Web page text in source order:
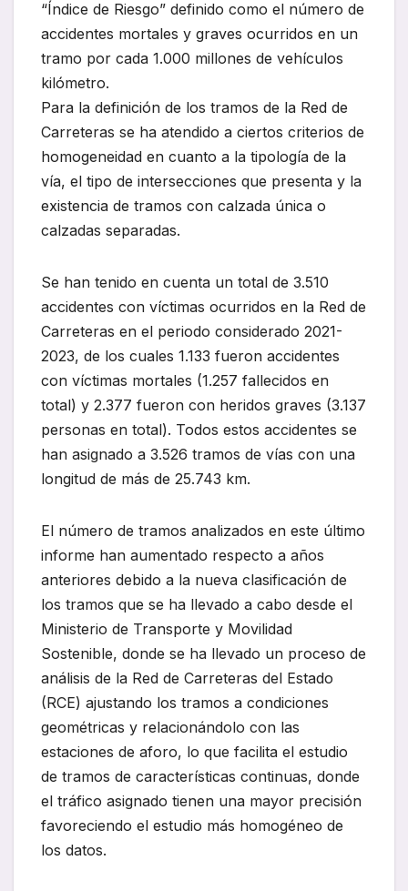
“Índice de Riesgo” definido como el número de
accidentes mortales y graves ocurridos en un
tramo por cada 1.000 millones de vehículos
kilómetro.
Para la definición de los tramos de la Red de
Carreteras se ha atendido a ciertos criterios de
homogeneidad en cuanto a la tipología de la
vía, el tipo de intersecciones que presenta y la
existencia de tramos con calzada única o
calzadas separadas.
Se han tenido en cuenta un total de 3.510
accidentes con víctimas ocurridos en la Red de
Carreteras en el periodo considerado 2021-
2023, de los cuales 1.133 fueron accidentes
con víctimas mortales (1.257 fallecidos en
total) y 2.377 fueron con heridos graves (3.137
personas en total). Todos estos accidentes se
han asignado a 3.526 tramos de vías con una
longitud de más de 25.743 km.
El número de tramos analizados en este último
informe han aumentado respecto a años
anteriores debido a la nueva clasificación de
los tramos que se ha llevado a cabo desde el
Ministerio de Transporte y Movilidad
Sostenible, donde se ha llevado un proceso de
análisis de la Red de Carreteras del Estado
(RCE) ajustando los tramos a condiciones
geométricas y relacionándolo con las
estaciones de aforo, lo que facilita el estudio
de tramos de características continuas, donde
el tráfico asignado tienen una mayor precisión
favoreciendo el estudio más homogéneo de
los datos.